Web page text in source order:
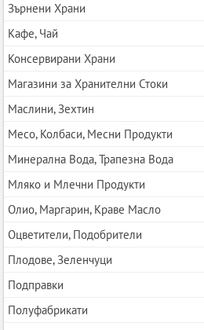
Зърнени Храни
Кафе, Чай
Консервирани Храни
Магазини за Хранителни Стоки
Маслини, Зехтин
Месо, Колбаси, Месни Продукти
Минерална Вода, Трапезна Вода
Мляко и Млечни Продукти
Олио, Маргарин, Краве Масло
Оцветители, Подобрители
Плодове, Зеленчуци
Подправки
Полуфабрикати